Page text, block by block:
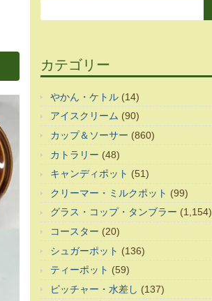
カテゴリー
やかん・ケトル (14)
アイスクリーム (90)
カップ＆ソーサー (860)
カトラリー (48)
キャンディポット (51)
クリーマー・ミルクポット (99)
グラス・コップ・タンブラー (1,154)
コースター (20)
シュガーポット (136)
ティーポット (59)
ピッチャー・水差し (137)